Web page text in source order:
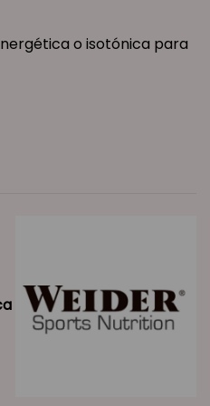
o isotónica para